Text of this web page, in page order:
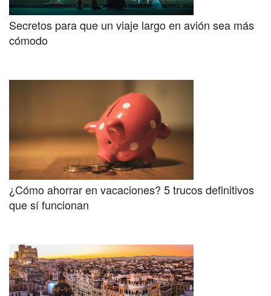
Secretos para que un viaje largo en avión sea más
cómodo
¿Cómo ahorrar en vacaciones? 5 trucos definitivos
que sí funcionan